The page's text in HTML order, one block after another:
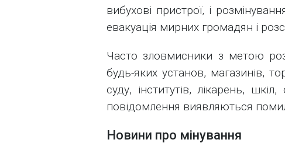
вибухові пристрої, і
евакуація мирних громадян і
Часто зловмисники з метою
будь-яких установ, магазинів,
суду, інститутів, лікарень,
повідомлення виявляються
Новини про мінування